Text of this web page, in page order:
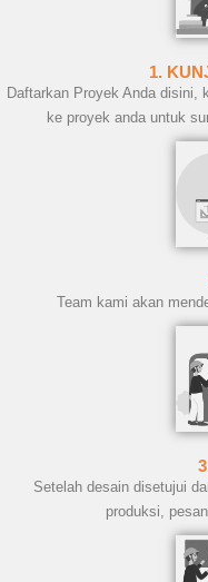
1.
Daftarkan Proyek Anda disini,
ke proyek anda untuk
Team kami akan
Setelah desain disetujui
produksi,